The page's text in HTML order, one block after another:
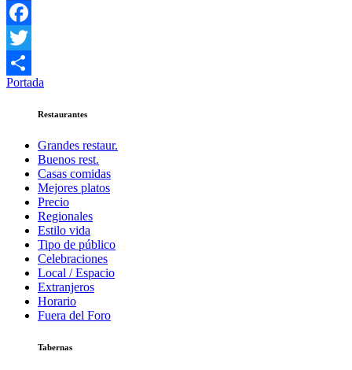
Facebook
Twitter
Compartir
Portada
Restaurantes
Grandes restaur.
Buenos rest.
Casas comidas
Mejores platos
Precio
Regionales
Estilo vida
Tipo de público
Celebraciones
Local / Espacio
Extranjeros
Horario
Fuera del Foro
Tabernas